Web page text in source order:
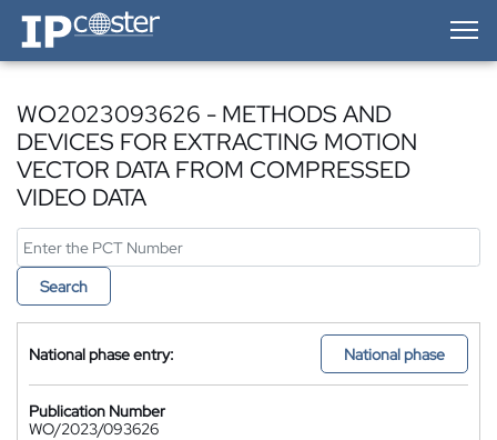
IP-Coster — Home
WO2023093626 - METHODS AND
DEVICES FOR EXTRACTING MOTION
VECTOR DATA FROM COMPRESSED
VIDEO DATA
Search
National phase entry: National phase
Publication Number
WO/2023/093626